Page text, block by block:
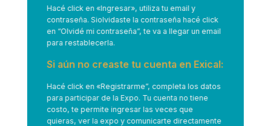
Hacé click en «Ingresar», utiliza tu email y
contraseña. Siolvidaste la contraseña hacé click
en “Olvidé mi contraseña”, te va a llegar un email
para restablecerla.
Si aún no creaste tu cuenta en Exical:
Hacé click en «Registrarme”, completa los datos
para participar de la Expo. Tu cuenta no tiene
costo, te permite ingresar las veces que
quieras, ver la expo y comunicarte directamente